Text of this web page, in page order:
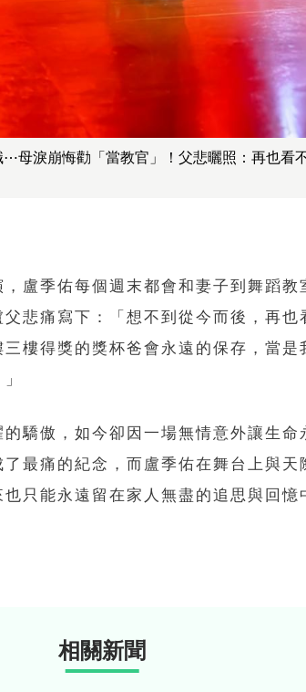
⋯母淚崩悔勸「當教官」！父悲曬照：再也看
盧季佑每個週末都會和妻子到舞蹈教
悲痛寫下：「想不到從今而後，再也
樓得獎的獎杯爸會永遠的保存，當是
驕傲，如今卻因一場無情意外讓生命
最痛的紀念，而盧季佑在舞台上與天
只能永遠留在家人無盡的追思與回憶
相關新聞